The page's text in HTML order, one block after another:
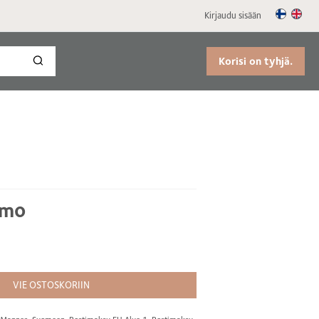
Kirjaudu sisään
Korisi on tyhjä.
VIE OSTOSKORIIN